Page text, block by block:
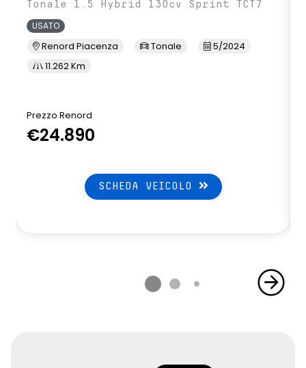
volante multifunzione in TEP soft touch
volante multifunzione regolabile in altezza e profondità
Tonale 1.5 Hybrid 130cv Sprint TCT7
USATO
Renord Piacenza Tonale
5/2024
11.262 Km
Prezzo Renord
€24.890
SCHEDA VEICOLO